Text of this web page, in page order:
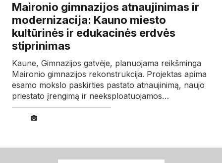
Maironio gimnazijos atnaujinimas ir
modernizacija: Kauno miesto
kultūrinės ir edukacinės erdvės
stiprinimas
Kaune, Gimnazijos gatvėje, planuojama reikšminga
Maironio gimnazijos rekonstrukcija. Projektas apima
esamo mokslo paskirties pastato atnaujinimą, naujo
priestato įrengimą ir neeksploatuojamos…